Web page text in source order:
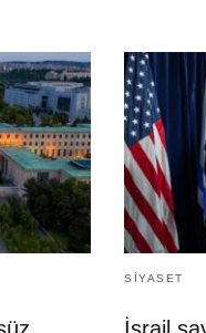
SIYASET
İsrail